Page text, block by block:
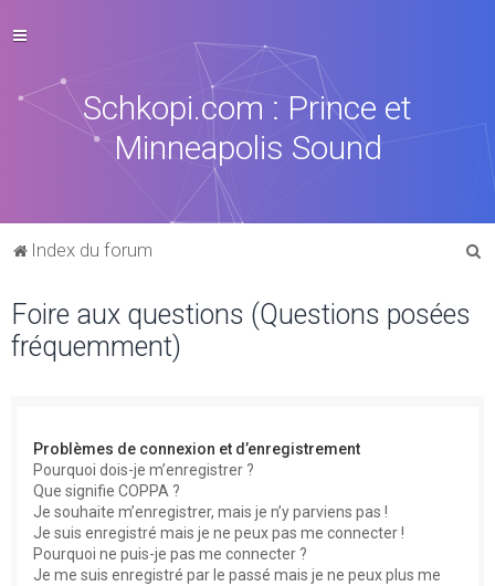
Schkopi.com : Prince et
Minneapolis Sound
Index du forum
Foire aux questions (Questions posées
fréquemment)
Problèmes de connexion et d’enregistrement
Pourquoi dois-je m’enregistrer ?
Que signifie COPPA ?
Je souhaite m’enregistrer, mais je n’y parviens pas !
Je suis enregistré mais je ne peux pas me connecter !
Pourquoi ne puis-je pas me connecter ?
Je me suis enregistré par le passé mais je ne peux plus me